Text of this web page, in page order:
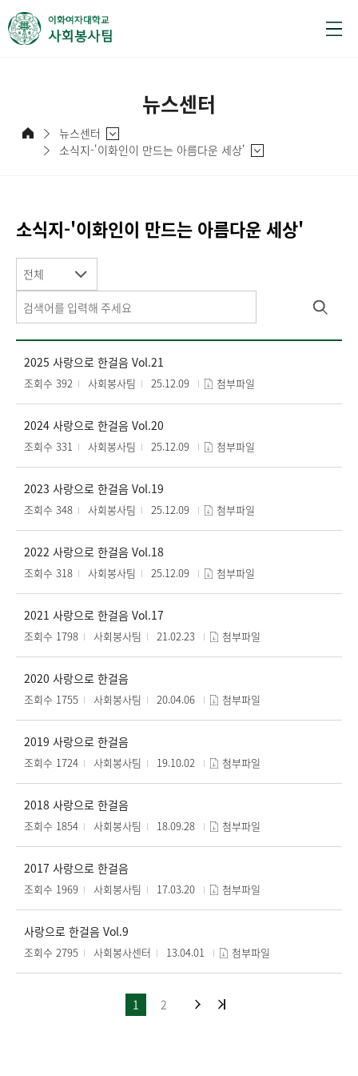
뉴스센터
뉴스센터
소식지-'이화인이 만드는 아름다운 세상'
소식지-'이화인이 만드는 아름다운 세상'
전체
2025 사랑으로 한걸음 Vol.21
조회수 392 사회봉사팀 25.12.09 첨부파일
2024 사랑으로 한걸음 Vol.20
조회수 331 사회봉사팀 25.12.09 첨부파일
2023 사랑으로 한걸음 Vol.19
조회수 348 사회봉사팀 25.12.09 첨부파일
2022 사랑으로 한걸음 Vol.18
조회수 318 사회봉사팀 25.12.09 첨부파일
2021 사랑으로 한걸음 Vol.17
조회수 1798 사회봉사팀 21.02.23 첨부파일
2020 사랑으로 한걸음
조회수 1755 사회봉사팀 20.04.06 첨부파일
2019 사랑으로 한걸음
조회수 1724 사회봉사팀 19.10.02 첨부파일
2018 사랑으로 한걸음
조회수 1854 사회봉사팀 18.09.28 첨부파일
2017 사랑으로 한걸음
조회수 1969 사회봉사팀 17.03.20 첨부파일
사랑으로 한걸음 Vol.9
조회수 2795 사회봉사센터 13.04.01 첨부파일
1 2